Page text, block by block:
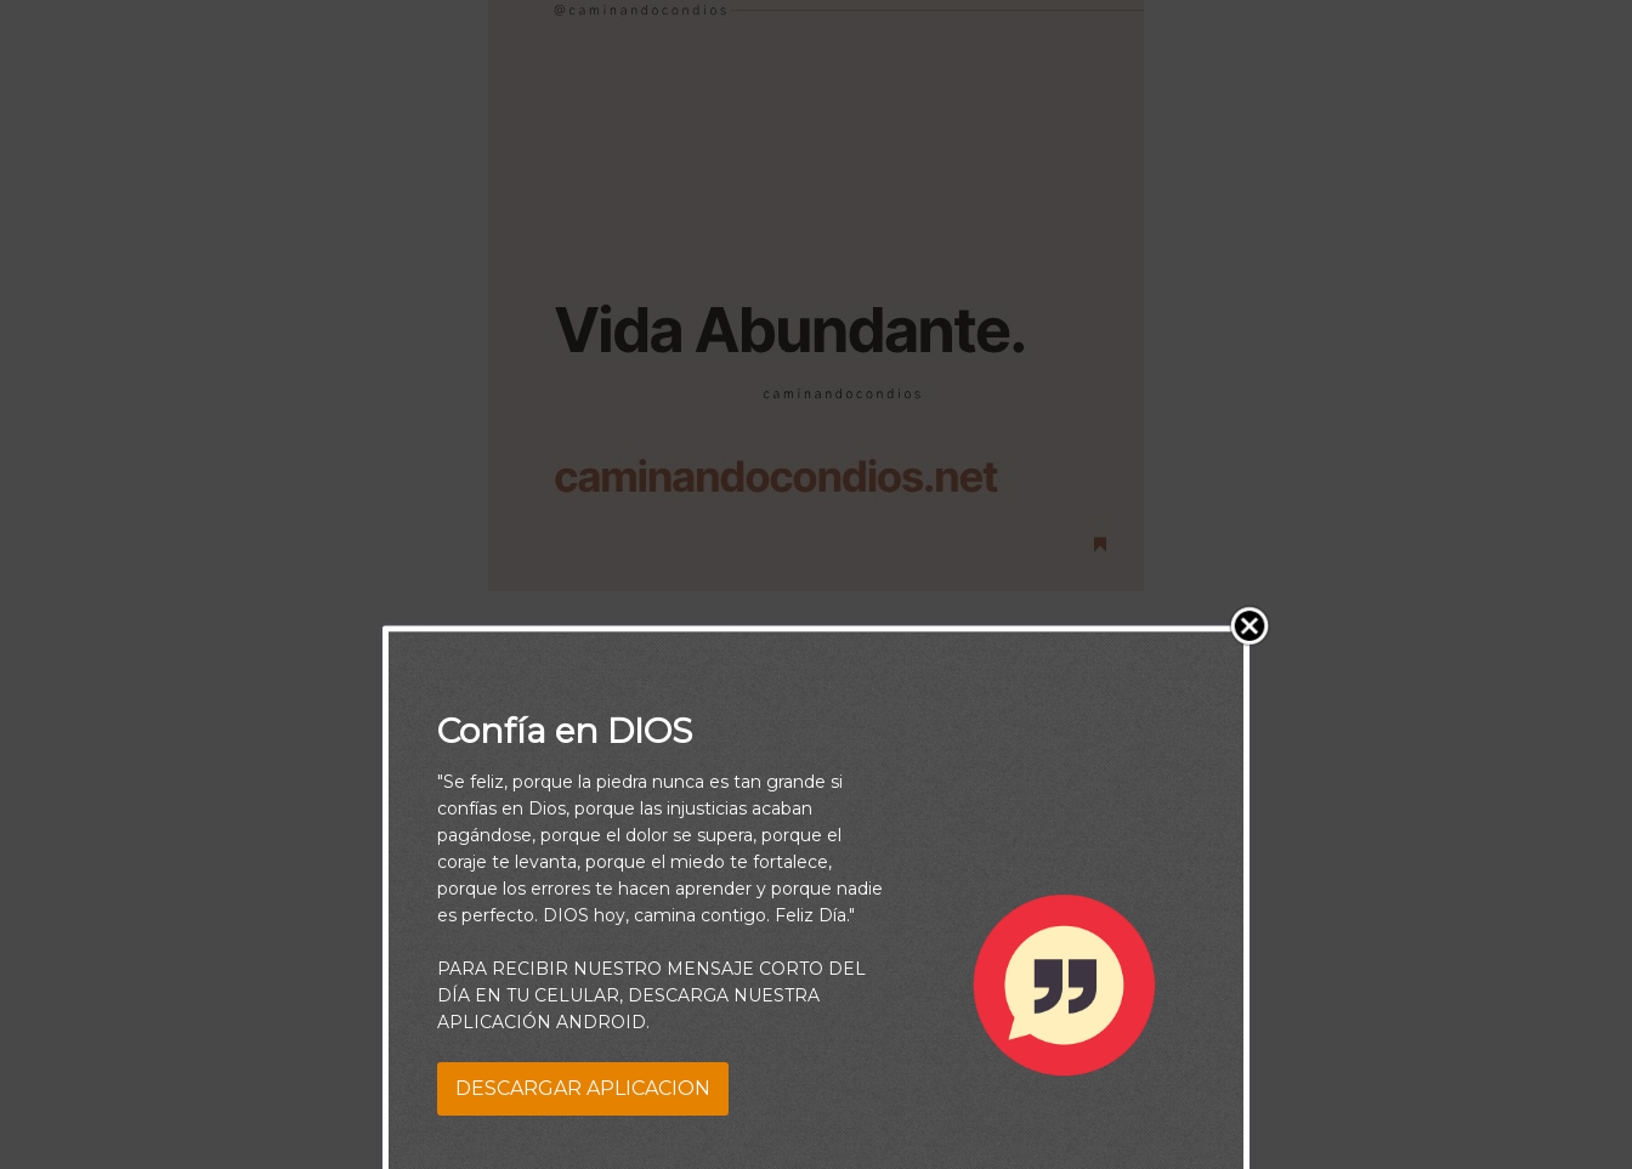
Yo he venido para que tengan vida, y para que la tengan en abundancia. Juan 10:10
Confía en DIOS
"Se feliz, porque la piedra nunca es tan grande si
confías en Dios, porque las injusticias acaban
pagándose, porque el dolor se supera, porque el
coraje te levanta, porque el miedo te fortalece,
porque los errores te hacen aprender y porque nadie
es perfecto. DIOS hoy, camina contigo. Feliz Día."
PARA RECIBIR NUESTRO MENSAJE CORTO DEL
DÍA EN TU CELULAR, DESCARGA NUESTRA
APLICACIÓN ANDROID.
DESCARGAR APLICACION